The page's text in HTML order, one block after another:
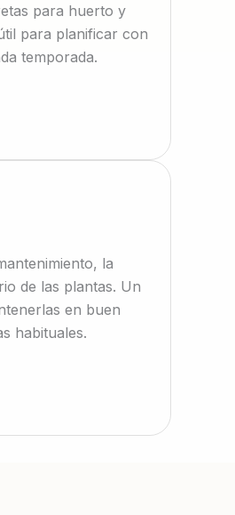
para huerto y
para planificar con
temporada.
la
de las plantas. Un
en buen
habituales.